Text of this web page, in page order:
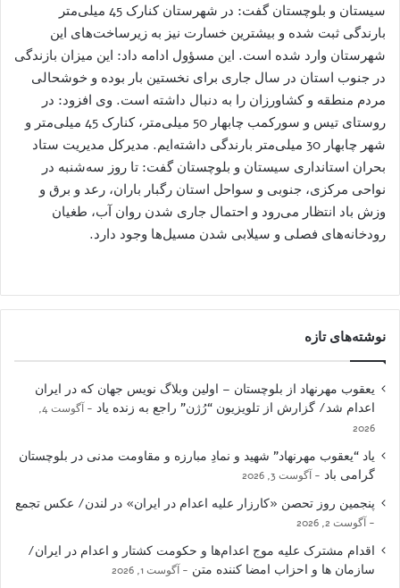
سیستان و بلوچستان گفت: در شهرستان کنارک 45 میلی‌متر
بارندگی ثبت شده و بیشترین خسارت نیز به زیرساخت‌های این
شهرستان وارد شده است. این مسؤول ادامه داد: این میزان بازندگی
در جنوب استان در سال جاری برای نخستین بار بوده و خوشحالی
مردم منطقه و کشاورزان را به دنبال داشته است. وی افزود: در
روستای تیس و سورکمب چابهار 50 میلی‌متر، کنارک 45 میلی‌متر و
شهر چابهار 30 میلی‌متر بارندگی داشته‌ایم. مدیرکل مدیریت ستاد
بحران استانداری سیستان و بلوچستان گفت: تا روز سه‌شنبه در
نواحی مرکزی، جنوبی و سواحل استان رگبار باران، رعد و برق و
وزش باد انتظار می‌رود و احتمال جاری شدن روان آب، طغیان
رودخانه‌های فصلی و سیلابی شدن مسیل‌ها وجود دارد.
نوشته‌های تازه
یعقوب مهرنهاد از بلوچستان – اولین وبلاگ نویس جهان که در ایران
اعدام شد/ گزارش از تلویزیون “رُژن” راجع به زنده یاد
آگوست 4,
2026
یاد “یعقوب مهرنهاد” شهید و نمادِ مبارزه و مقاومت مدنی در بلوچستان
گرامی باد
آگوست 3, 2026
پنجمین روز تحصن «کارزار علیه اعدام در ایران» در لندن/ عکس تجمع
آگوست 2, 2026
اقدام مشترک علیه موج اعدام‌ها و حکومت کشتار و اعدام در ایران/
سازمان ها و احزاب امضا کننده متن
آگوست 1, 2026